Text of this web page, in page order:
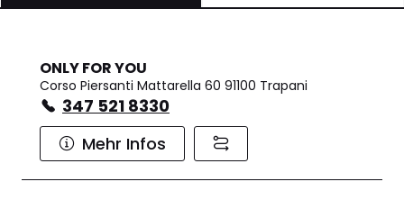
ONLY FOR YOU
Corso Piersanti Mattarella 60 91100 Trapani
347 521 8330
Mehr Infos